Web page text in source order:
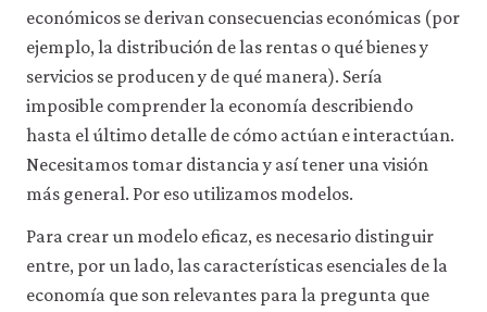
web
funcione,
CORE
Econ
utiliza
cookies
Puedes
desactivarlas
través
la
configuración
económicos se derivan consecuencias económicas (por
ejemplo, la distribución de las rentas o qué bienes y
servicios se producen y de qué manera). Sería
imposible comprender la economía describiendo
hasta el último detalle de cómo actúan e interactúan.
Necesitamos tomar distancia y así tener una visión
más general. Por eso utilizamos modelos.
Para crear un modelo eficaz, es necesario distinguir
entre, por un lado, las características esenciales de la
economía que son relevantes para la pregunta que